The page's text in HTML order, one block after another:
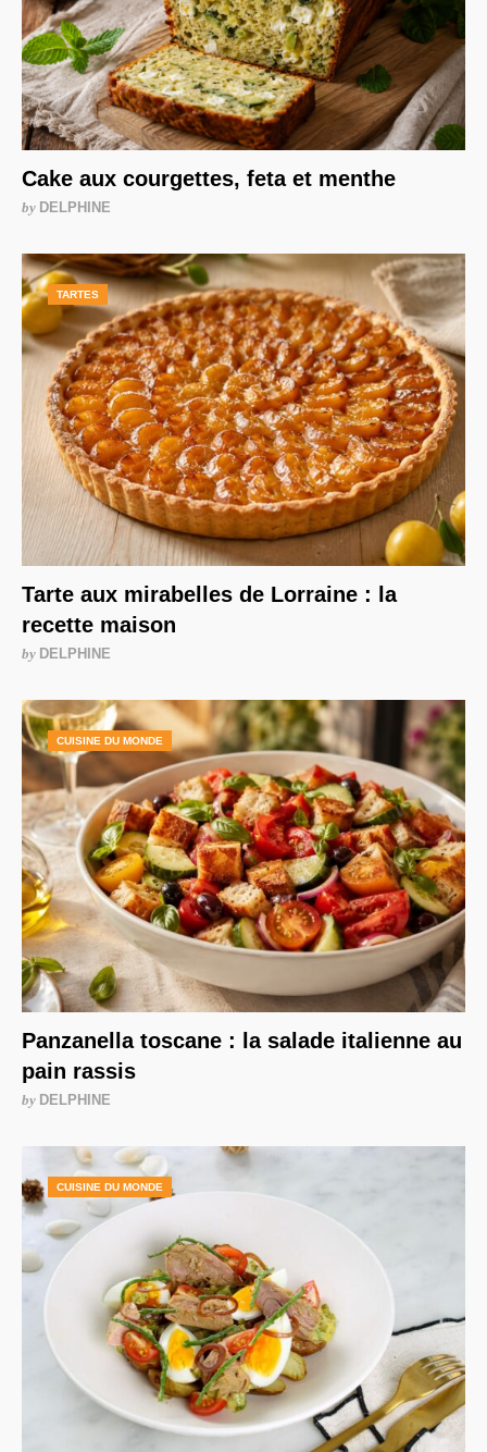
Cake aux courgettes, feta et menthe
by DELPHINE
TARTES
Tarte aux mirabelles de Lorraine : la
recette maison
by DELPHINE
CUISINE DU MONDE
Panzanella toscane : la salade italienne au
pain rassis
by DELPHINE
CUISINE DU MONDE